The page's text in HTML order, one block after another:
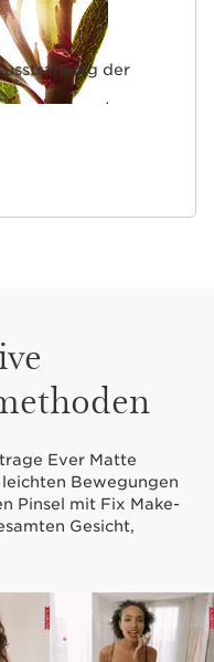
der
Ever Matte
Bewegungen
Pinsel mit Fix Make-
Gesicht,